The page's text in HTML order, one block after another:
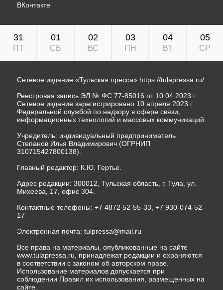
ВКонтакте
31
ПТ
01
СБ
02
ВС
03
ПН
04
ВТ
05
СР
Сетевое издание «Тульская пресса» https://tulapressa.ru/
Реестровая запись ЭЛ № ФС 77-85016 от 10.04.2023 г.
Сетевое издание зарегистрировано 10 апреля 2023 г.
Федеральной службой по надзору в сфере связи,
информационных технологий и массовых коммуникаций.
Учредитель: индивидуальный предприниматель
Степанов Илья Владимирович (ОГРНИП
310715427800138).
Главный редактор: К.Ю. Гертье.
Адрес редакции: 300012, Тульская область, г. Тула, ул.
Михеева, 17, офис 304.
Контактные телефоны: +7 4872 52-55-33, +7 930-074-52-
17
Электронная почта: tulpressa@mail.ru
Все права на материалы, опубликованные на сайте
www.tulapressa.ru, принадлежат редакции и охраняются
в соответствии с законом об авторском праве.
Использование материалов допускается при
соблюдении Правил их использования, размещенных на
сайте.